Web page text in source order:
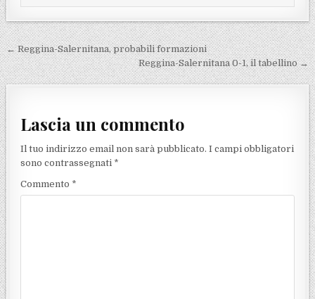
Navigazione articoli
← Reggina-Salernitana, probabili formazioni
Reggina-Salernitana 0-1, il tabellino →
Lascia un commento
Il tuo indirizzo email non sarà pubblicato. I campi obbligatori
sono contrassegnati *
Commento *